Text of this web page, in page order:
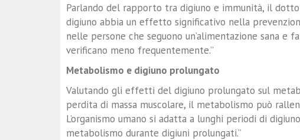
Parlando del rapporto tra digiuno e immunità, il
digiuno abbia un effetto significativo nella
nelle persone che seguono un’alimentazione sana e
verificano meno frequentemente.”
Metabolismo e digiuno prolungato
Valutando gli effetti del digiuno prolungato sul
perdita di massa muscolare, il metabolismo può
L’organismo umano si adatta a lunghi periodi di
metabolismo durante digiuni prolungati.”